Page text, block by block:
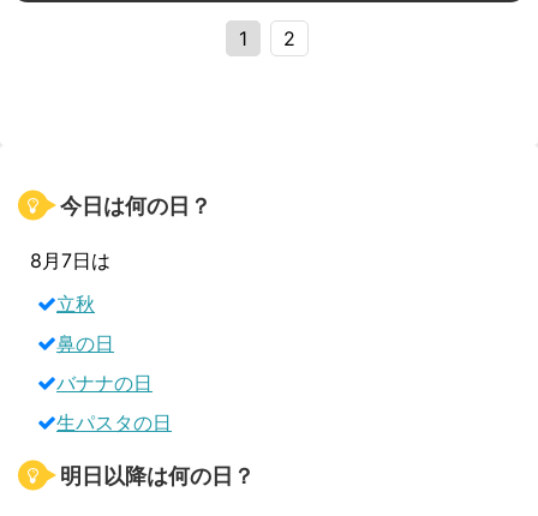
1 2
今日は何の日？
8月7日は
立秋
鼻の日
バナナの日
生パスタの日
明日以降は何の日？